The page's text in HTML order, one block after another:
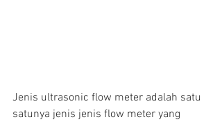
Jenis ultrasonic flow meter adalah satu
satunya jenis jenis flow meter yang